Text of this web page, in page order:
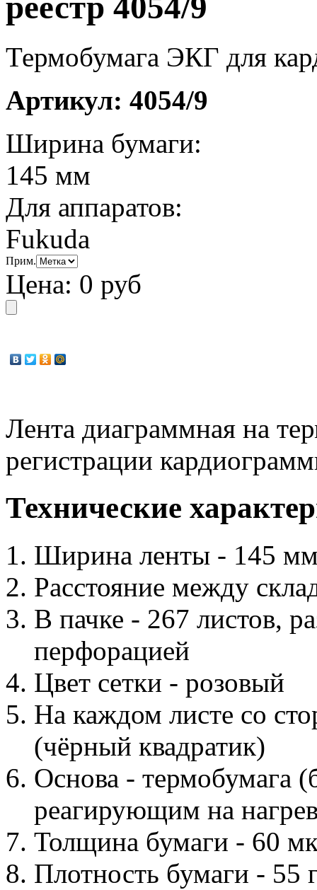
Термобумага ЭКГ для
Артикул: 4054/9
Ширина бумаги:
145 мм
Для аппаратов:
Fukuda
Прим.
Цена: 0 руб
Лента диаграммная на
регистрации
Технические
Ширина ленты - 145
Расстояние между
В пачке - 267 листов,
перфорацией
Цвет сетки - розовый
На каждом листе со
(чёрный квадратик)
Основа - термобумага
реагирующим на
Толщина бумаги - 60
Плотность бумаги - 55